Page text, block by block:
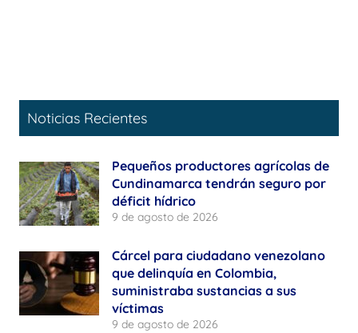
Noticias Recientes
Pequeños productores agrícolas de
Cundinamarca tendrán seguro por
déficit hídrico
9 de agosto de 2026
Cárcel para ciudadano venezolano
que delinquía en Colombia,
suministraba sustancias a sus
víctimas
9 de agosto de 2026